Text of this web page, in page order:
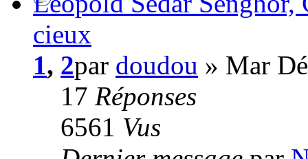
cieux
1, 2par doudou » Mar
17 Réponses
6561 Vus